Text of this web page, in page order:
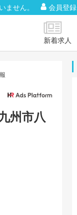
ません。 会員登
新着求人
州市八